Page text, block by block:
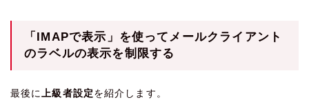
「IMAPで表示」を使ってメールクライアント
のラベルの表示を制限する
最後に上級者設定を紹介します。